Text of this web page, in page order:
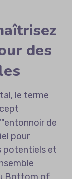
des
le terme
de
pour
potentiels et